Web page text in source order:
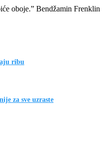
oboje.” Bendžamin Frenklin
ribu
za sve uzraste